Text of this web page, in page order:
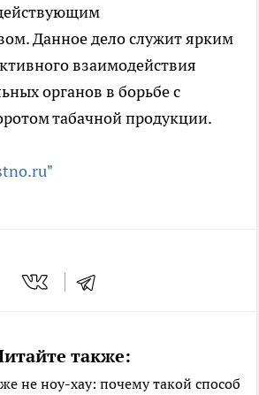
Данное дело служит ярким
взаимодействия
органов в борьбе с
табачной продукции.
также:
не ноу-хау: почему такой способ